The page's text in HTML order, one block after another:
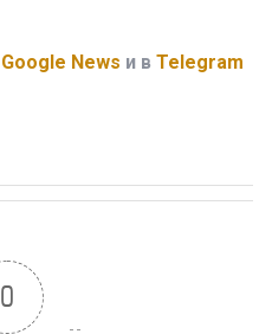
Google News и в Telegram
0